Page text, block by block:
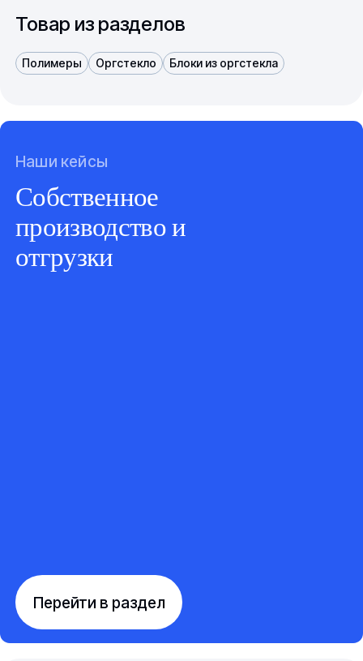
Товар из разделов
Полимеры Оргстекло Блоки из оргстекла
Наши кейсы
Собственное
производство и
отгрузки
Перейти в раздел